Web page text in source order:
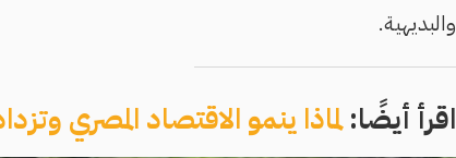
والبديهية.
اقرأ أيضًا:لماذا ينمو الاقتصاد المصري